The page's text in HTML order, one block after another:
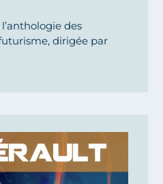
des
dirigée par